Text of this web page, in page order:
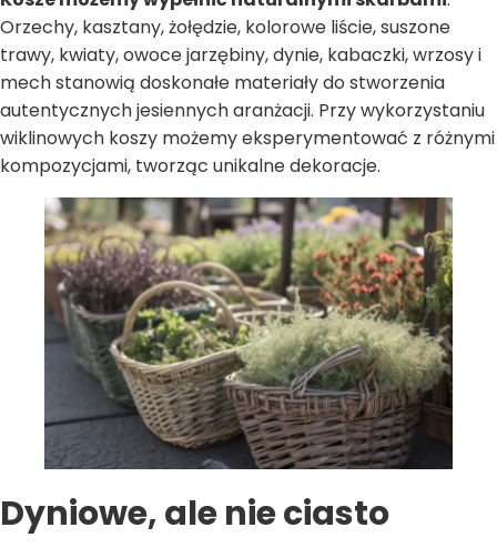
Orzechy, kasztany, żołędzie, kolorowe liście, suszone
trawy, kwiaty, owoce jarzębiny, dynie, kabaczki, wrzosy i
mech stanowią doskonałe materiały do stworzenia
autentycznych jesiennych aranżacji. Przy wykorzystaniu
wiklinowych koszy możemy eksperymentować z różnymi
kompozycjami, tworząc unikalne dekoracje.
Dyniowe, ale nie ciasto